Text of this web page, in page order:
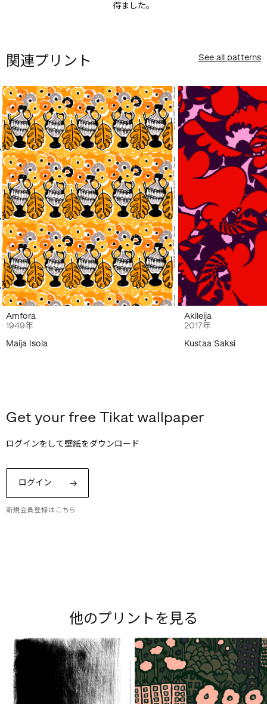
得ました。
関連プリント See all patterns
Amfora
1949年
Maija Isola
Akileija
2017年
Kustaa Saksi
Get your free Tikat wallpaper
ログインをして壁紙をダウンロード
ログイン
新規会員登録はこちら
つわるストーリーをお楽しみください。
Explore all prints
他のプリントを見る